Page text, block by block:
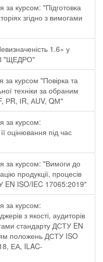
за курсом: "Підготовка
згідно з вимогами
1.6» у
"ЩЕДРО"
за курсом "Повірка та
техніки за обраним
РR, ІR, АUV, QМ"
за курсом:
оцінювання під час
за курсом: "Вимоги до
продукції, процесів
EN ISO/IEC 17065:2019"
за курсом:
з якості, аудиторів
стандарту ДСТУ EN
положень ДСТУ ISO
ЕА, ILAC-